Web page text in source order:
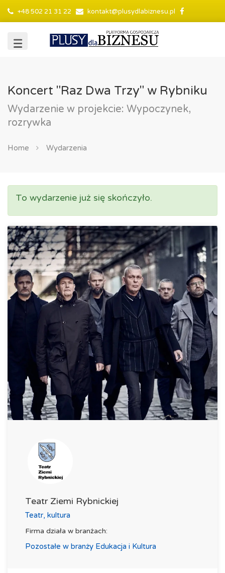
+48 502 21 31 22 kontakt@plusydlabiznesu.pl
Koncert "Raz Dwa Trzy" w Rybniku
Wydarzenie w projekcie: Wypoczynek,
rozrywka
Home Wydarzenia
To wydarzenie już się skończyło.
Teatr Ziemi Rybnickiej
Teatr, kultura
Firma działa w branżach:
Pozostałe w branży Edukacja i Kultura